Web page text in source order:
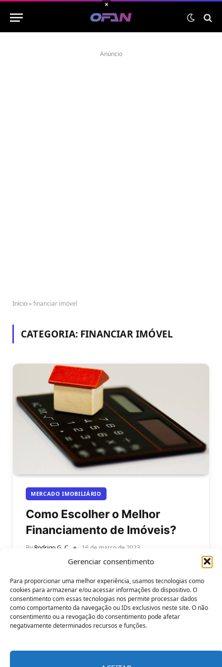
Gerenciar consentimento
Para proporcionar uma melhor experiência, usamos tecnologias como
cookies para armazenar e/ou acessar informações do dispositivo. O
consentimento com essas tecnologias nos permite processar dados
como comportamento da navegação ou IDs exclusivos neste site. O não
consentimento ou a revogação do consentimento pode afetar
negativamente determinados recursos e funções.
Anúncio
Início »financiar imóvel
CATEGORIA: FINANCIAR IMÓVEL
MERCADO IMOBILIÁRIO
Como Escolher o Melhor
Financiamento de Imóveis?
By Rodrigo G. C 16 de março de 2023
Como escolher o melhor financiamento de imóveis
para o seu orçamento? Comprar um imóvel é um
grande passo na vida…
×